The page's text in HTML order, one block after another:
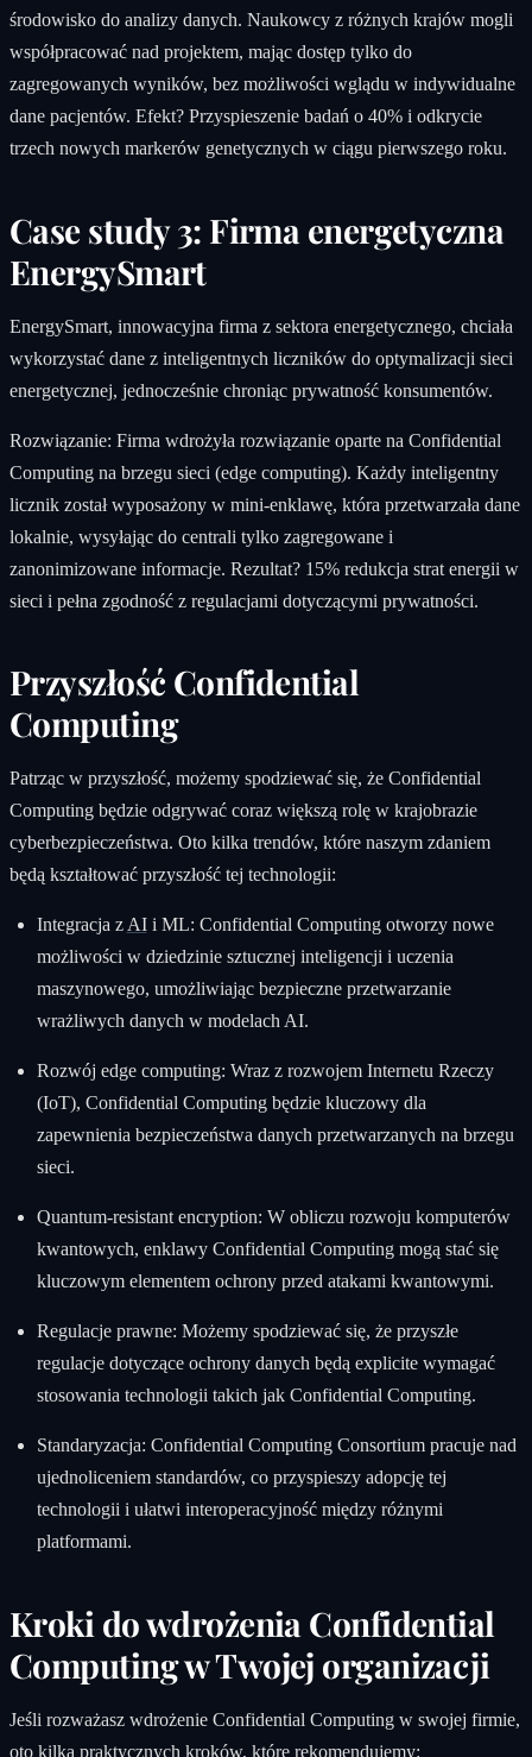
środowisko do analizy danych. Naukowcy z różnych krajów mogli
współpracować nad projektem, mając dostęp tylko do
zagregowanych wyników, bez możliwości wglądu w indywidualne
dane pacjentów. Efekt? Przyspieszenie badań o 40% i odkrycie
trzech nowych markerów genetycznych w ciągu pierwszego roku.
Case study 3: Firma energetyczna
EnergySmart
EnergySmart, innowacyjna firma z sektora energetycznego, chciała
wykorzystać dane z inteligentnych liczników do optymalizacji sieci
energetycznej, jednocześnie chroniąc prywatność konsumentów.
Rozwiązanie: Firma wdrożyła rozwiązanie oparte na Confidential
Computing na brzegu sieci (edge computing). Każdy inteligentny
licznik został wyposażony w mini-enklawę, która przetwarzała dane
lokalnie, wysyłając do centrali tylko zagregowane i
zanonimizowane informacje. Rezultat? 15% redukcja strat energii w
sieci i pełna zgodność z regulacjami dotyczącymi prywatności.
Przyszłość Confidential
Computing
Patrząc w przyszłość, możemy spodziewać się, że Confidential
Computing będzie odgrywać coraz większą rolę w krajobrazie
cyberbezpieczeństwa. Oto kilka trendów, które naszym zdaniem
będą kształtować przyszłość tej technologii:
Integracja z AIi ML: Confidential Computing otworzy nowe
możliwości w dziedzinie sztucznej inteligencji i uczenia
maszynowego, umożliwiając bezpieczne przetwarzanie
wrażliwych danych w modelach AI.
Rozwój edge computing: Wraz z rozwojem Internetu Rzeczy
(IoT), Confidential Computing będzie kluczowy dla
zapewnienia bezpieczeństwa danych przetwarzanych na brzegu
sieci.
Quantum-resistant encryption: W obliczu rozwoju komputerów
kwantowych, enklawy Confidential Computing mogą stać się
kluczowym elementem ochrony przed atakami kwantowymi.
Regulacje prawne: Możemy spodziewać się, że przyszłe
regulacje dotyczące ochrony danych będą explicite wymagać
stosowania technologii takich jak Confidential Computing.
Standaryzacja: Confidential Computing Consortium pracuje nad
ujednoliceniem standardów, co przyspieszy adopcję tej
technologii i ułatwi interoperacyjność między różnymi
platformami.
Kroki do wdrożenia Confidential
Computing w Twojej organizacji
Jeśli rozważasz wdrożenie Confidential Computing w swojej firmie,
oto kilka praktycznych kroków, które rekomendujemy: